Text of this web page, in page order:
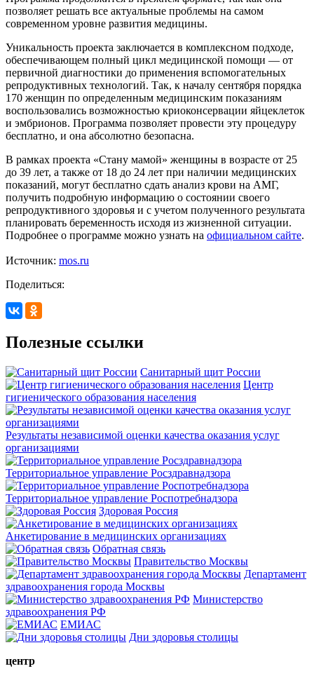
позволяет решать все актуальные проблемы на самом
современном уровне развития медицины.
Уникальность проекта заключается в комплексном подходе,
обеспечивающем полный цикл медицинской помощи — от
первичной диагностики до применения вспомогательных
репродуктивных технологий. Так, к началу сентября порядка
170 женщин по определенным медицинским показаниям
воспользовались возможностью криоконсервации яйцеклеток
и эмбрионов. Программа позволяет провести эту процедуру
бесплатно, и она абсолютно безопасна.
В рамках проекта «Стану мамой» женщины в возрасте от 25
до 39 лет, а также от 18 до 24 лет при наличии медицинских
показаний, могут бесплатно сдать анализ крови на АМГ,
получить подробную информацию о состоянии своего
репродуктивного здоровья и с учетом полученного результата
планировать беременность исходя из жизненной ситуации.
Подробнее о программе можно узнать на официальном сайте.
Источник: mos.ru
Поделиться:
Полезные ссылки
Санитарный щит России
Центр
гигиенического образования населения
Результаты независимой оценки качества оказания услуг
организациями
Территориальное управление Росздравнадзора
Территориальное управление Роспотребнадзора
Здоровая Россия
Анкетирование в медицинских организациях
Обратная связь
Правительство Москвы
Департамент
здравоохранения города Москвы
Министерство
здравоохранения РФ
ЕМИАС
Дни здоровья столицы
центр